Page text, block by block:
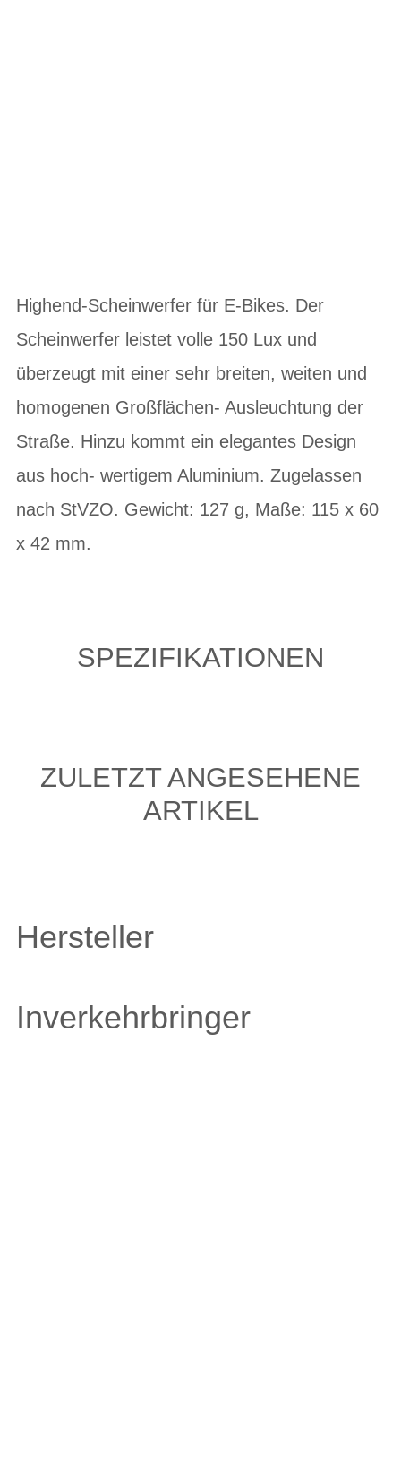
Highend-Scheinwerfer für E-Bikes. Der
Scheinwerfer leistet volle 150 Lux und
überzeugt mit einer sehr breiten, weiten und
homogenen Großflächen- Ausleuchtung der
Straße. Hinzu kommt ein elegantes Design
aus hoch- wertigem Aluminium. Zugelassen
nach StVZO. Gewicht: 127 g, Maße: 115 x 60
x 42 mm.
SPEZIFIKATIONEN
ZULETZT ANGESEHENE
ARTIKEL
Hersteller
Inverkehrbringer